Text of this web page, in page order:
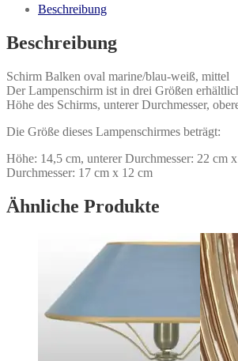
mittel
Menge
Beschreibung
Beschreibung
Schirm Balken oval marine/blau-weiß, mittel
Der Lampenschirm ist in drei Größen
Höhe des Schirms, unterer Durchmesser,
Die Größe dieses Lampenschirmes beträgt:
Höhe: 14,5 cm, unterer Durchmesser: 22 cm
Durchmesser: 17 cm x 12 cm
Ähnliche Produkte